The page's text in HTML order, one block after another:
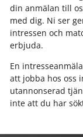
din anmälan till
med dig. Ni ser
intressen och
erbjuda.
En
att jobba hos oss
utannonserad
inte att du har